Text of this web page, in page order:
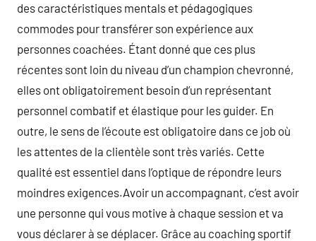
des caractéristiques mentals et pédagogiques
commodes pour transférer son expérience aux
personnes coachées. Étant donné que ces plus
récentes sont loin du niveau d’un champion chevronné,
elles ont obligatoirement besoin d’un représentant
personnel combatif et élastique pour les guider. En
outre, le sens de l’écoute est obligatoire dans ce job où
les attentes de la clientèle sont très variés. Cette
qualité est essentiel dans l’optique de répondre leurs
moindres exigences.Avoir un accompagnant, c’est avoir
une personne qui vous motive à chaque session et va
vous déclarer à se déplacer. Grâce au coaching sportif